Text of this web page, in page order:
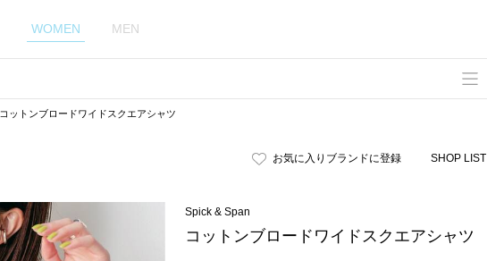
WOMEN MEN
コットンブロードワイドスクエアシャツ
お気に入りブランドに登録 SHOP LIST
Spick & Span
コットンブロードワイドスクエアシャツ